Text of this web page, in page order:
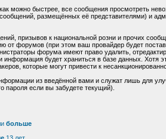
можно быстрее, все сообщения просмотреть
размещённых её представителями) и
призывов к национальной розни и прочих
форумов (при этом ваш провайдер будет
форума имеют право удалить,
будет храниться в базе данных. Хотя
которые могут привести к
из введённой вами и служат лишь для
если вы забудете текущий).
больше